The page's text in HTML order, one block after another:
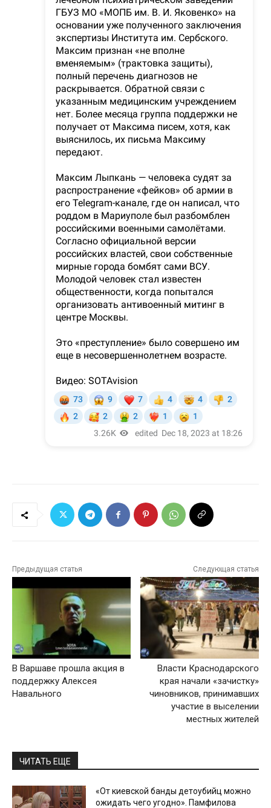
Предыдущая статья
В Варшаве прошла акция в
поддержку Алексея
Навального
Следующая статья
Власти Краснодарского
края начали «зачистку»
чиновников, принимавших
участие в выселении
местных жителей
ЧИТАТЬ ЕЩЕ
«От киевской банды детоубийц можно
ожидать чего угодно». Памфилова